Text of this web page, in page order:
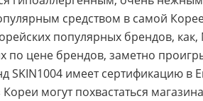
средством в самой
популярных брендов,
по цене брендов, заметно
SKIN1004 имеет сертификацию
могут похвастаться